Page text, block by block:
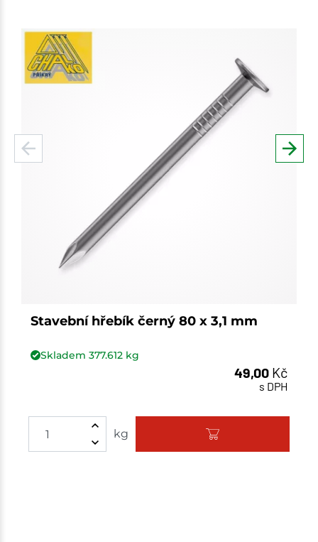
Stavební hřebík černý 80 x 3,1 mm
Skladem 377.612kg
49,00 Kč
s DPH
kg Množství